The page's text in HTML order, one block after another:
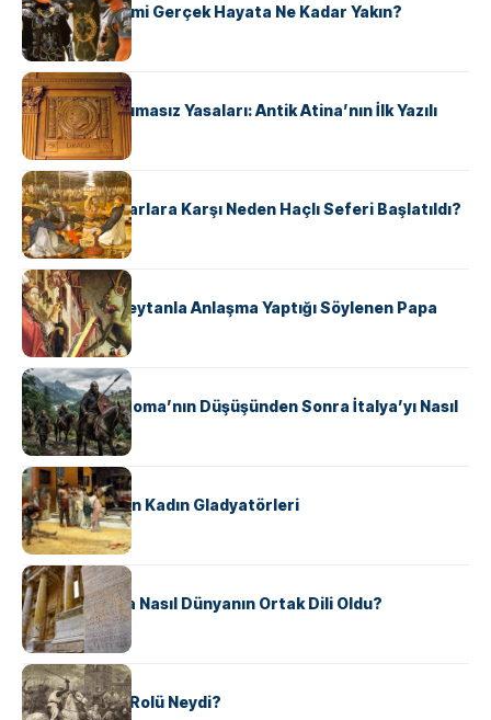
‘Gladiator’ Filmi Gerçek Hayata Ne Kadar Yakın?
KÜLTÜR
Draco’nun Acımasız Yasaları: Antik Atina’nın İlk Yazılı
Hukuk Kodu
KÜLTÜR
Avrupalı ​​Katharlara Karşı Neden Haçlı Seferi Başlatıldı?
KÜLTÜR
II. Silvester: Şeytanla Anlaşma Yaptığı Söylenen Papa
KÜLTÜR
Ostrogotlar Roma’nın Düşüşünden Sonra İtalya’yı Nasıl
Ele Geçirdi?
KÜLTÜR
Antik Roma’nın Kadın Gladyatörleri
KÜLTÜR
Antik Yunanca Nasıl Dünyanın Ortak Dili Oldu?
KÜLTÜR
Valdensler’in Rolü Neydi?